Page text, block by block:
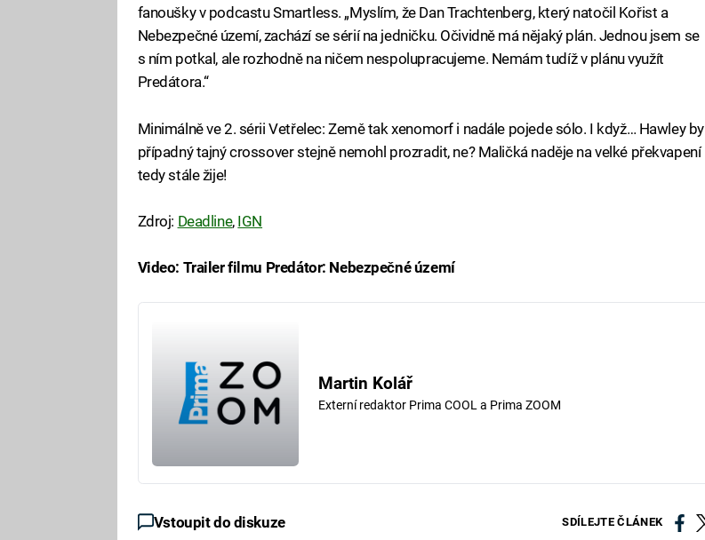
fanoušky v podcastu Smartless. „Myslím, že Dan Trachtenberg, který natočil Kořist a
Nebezpečné území, zachází se sérií na jedničku. Očividně má nějaký plán. Jednou jsem se
s ním potkal, ale rozhodně na ničem nespolupracujeme. Nemám tudíž v plánu využít
Predátora.“
Minimálně ve 2. sérii Vetřelec: Země tak xenomorf i nadále pojede sólo. I když… Hawley by
případný tajný crossover stejně nemohl prozradit, ne? Maličká naděje na velké překvapení
tedy stále žije!
Zdroj: Deadline, IGN
Video: Trailer filmu Predátor: Nebezpečné území
Martin Kolář
Externí redaktor Prima COOL a Prima ZOOM
Vstoupit do diskuze SDÍLEJTE ČLÁNEK